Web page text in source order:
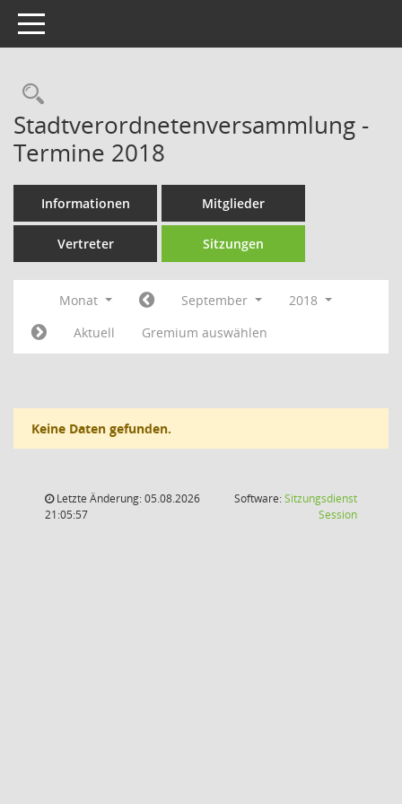
Toggle navigation
Rechercheauswahl
Stadtverordnetenversammlung -
Termine 2018
Informationen Mitglieder
Vertreter Sitzungen
Monat September
2018
Aktuell
Gremium auswählen
Keine Daten gefunden.
Letzte Änderung: 05.08.2026
21:05:57
Software:Sitzungsdienst
Session(Wird in